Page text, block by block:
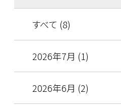
すべて (8)
2026年7月 (1)
2026年6月 (2)